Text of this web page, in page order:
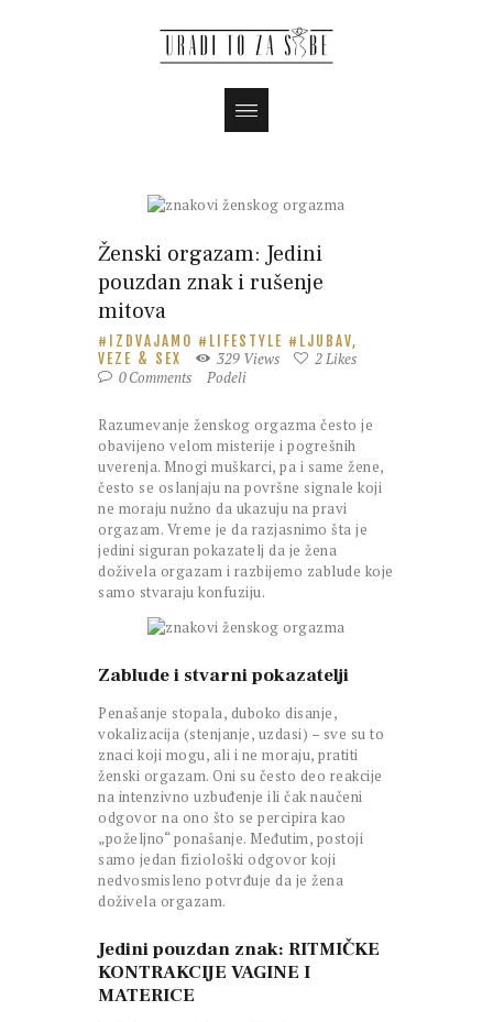
Ženski orgazam: Jedini
pouzdan znak i rušenje
mitova
IZDVAJAMO LIFESTYLE
LJUBAV,
VEZE & SEX
329 Views 2 Likes
0Comments Podeli
Razumevanje ženskog orgazma često je
obavijeno velom misterije i pogrešnih
uverenja. Mnogi muškarci, pa i same žene,
često se oslanjaju na površne signale koji
ne moraju nužno da ukazuju na pravi
orgazam. Vreme je da razjasnimo šta je
jedini siguran pokazatelj da je žena
doživela orgazam i razbijemo zablude koje
samo stvaraju konfuziju.
Zablude i stvarni pokazatelji
Penašanje stopala, duboko disanje,
vokalizacija (stenjanje, uzdasi) – sve su to
znaci koji mogu, ali i ne moraju, pratiti
ženski orgazam. Oni su često deo reakcije
na intenzivno uzbuđenje ili čak naučeni
odgovor na ono što se percipira kao
„poželjno“ ponašanje. Međutim, postoji
samo jedan fiziološki odgovor koji
nedvosmisleno potvrđuje da je žena
doživela orgazam.
Jedini pouzdan znak: RITMIČKE
KONTRAKCIJE VAGINE I
MATERICE